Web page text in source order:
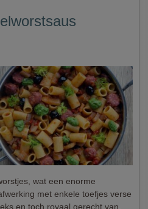
wat een enorme
met enkele toefjes verse
en toch royaal gerecht van.